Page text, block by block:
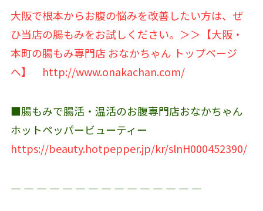
大阪で根本からお腹の悩みを改善したい方は、ぜ
ひ当店の腸もみをお試しください。＞＞【大阪・
本町の腸もみ専門店 おなかちゃん トップページ
へ】
http://www.onakachan.com/
■腸もみで腸活・温活のお腹専門店おなかちゃん
ホットペッパービューティー
https://beauty.hotpepper.jp/kr/slnH000452390/
― ― ― ― ― ― ― ― ― ― ― ― ― ― ―